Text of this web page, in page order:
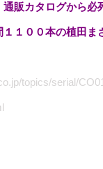
販カタログから必
１００本の植田ま
topics/serial/